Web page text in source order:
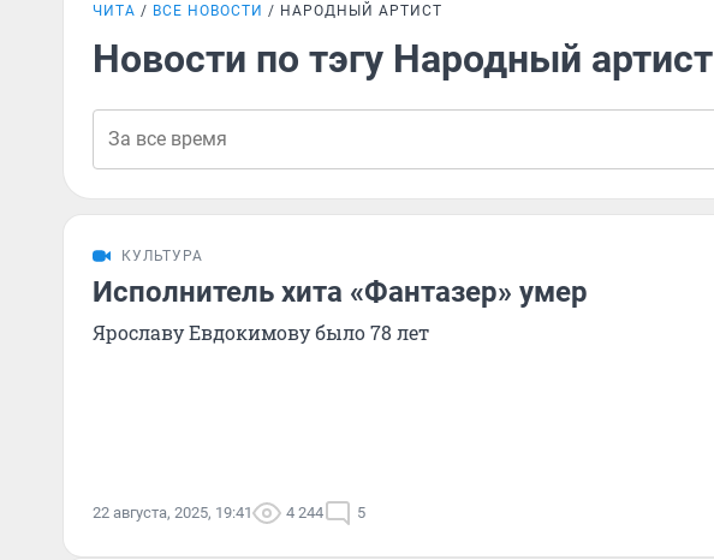
ЧИТА ВСЕ НОВОСТИ НАРОДНЫЙ АРТИСТ
Новости по тэгу Народный артист
КУЛЬТУРА
Исполнитель хита «Фантазер» умер
Ярославу Евдокимову было 78 лет
22 августа, 2025, 19:41 4 244 5